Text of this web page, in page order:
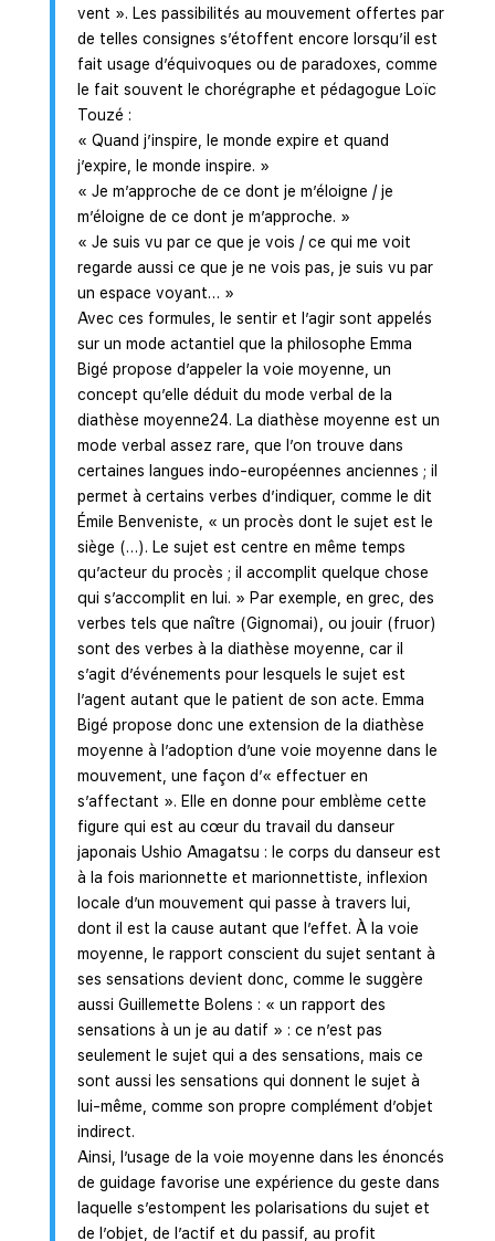
vent ». Les passibilités au mouvement offertes par
de telles consignes s’étoffent encore lorsqu’il est
fait usage d’équivoques ou de paradoxes, comme
le fait souvent le chorégraphe et pédagogue Loïc
Touzé :
« Quand j’inspire, le monde expire et quand
j’expire, le monde inspire. »
« Je m’approche de ce dont je m’éloigne / je
m’éloigne de ce dont je m’approche. »
« Je suis vu par ce que je vois / ce qui me voit
regarde aussi ce que je ne vois pas, je suis vu par
un espace voyant… »
Avec ces formules, le sentir et l’agir sont appelés
sur un mode actantiel que la philosophe Emma
Bigé propose d’appeler la voie moyenne, un
concept qu’elle déduit du mode verbal de la
diathèse moyenne24. La diathèse moyenne est un
mode verbal assez rare, que l’on trouve dans
certaines langues indo-européennes anciennes ; il
permet à certains verbes d’indiquer, comme le dit
Émile Benveniste, « un procès dont le sujet est le
siège (…). Le sujet est centre en même temps
qu’acteur du procès ; il accomplit quelque chose
qui s’accomplit en lui. » Par exemple, en grec, des
verbes tels que naître (Gignomai), ou jouir (fruor)
sont des verbes à la diathèse moyenne, car il
s’agit d’événements pour lesquels le sujet est
l’agent autant que le patient de son acte. Emma
Bigé propose donc une extension de la diathèse
moyenne à l’adoption d’une voie moyenne dans le
mouvement, une façon d’« effectuer en
s’affectant ». Elle en donne pour emblème cette
figure qui est au cœur du travail du danseur
japonais Ushio Amagatsu : le corps du danseur est
à la fois marionnette et marionnettiste, inflexion
locale d’un mouvement qui passe à travers lui,
dont il est la cause autant que l’effet. À la voie
moyenne, le rapport conscient du sujet sentant à
ses sensations devient donc, comme le suggère
aussi Guillemette Bolens : « un rapport des
sensations à un je au datif » : ce n’est pas
seulement le sujet qui a des sensations, mais ce
sont aussi les sensations qui donnent le sujet à
lui-même, comme son propre complément d’objet
indirect.
Ainsi, l’usage de la voie moyenne dans les énoncés
de guidage favorise une expérience du geste dans
laquelle s’estompent les polarisations du sujet et
de l’objet, de l’actif et du passif, au profit